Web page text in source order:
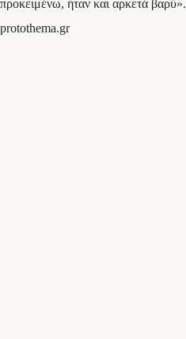
προκειμένω, ήταν και αρκετά βαρύ».
protothema.gr